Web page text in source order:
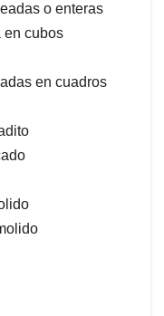
o enteras
en cubos
en cuadros